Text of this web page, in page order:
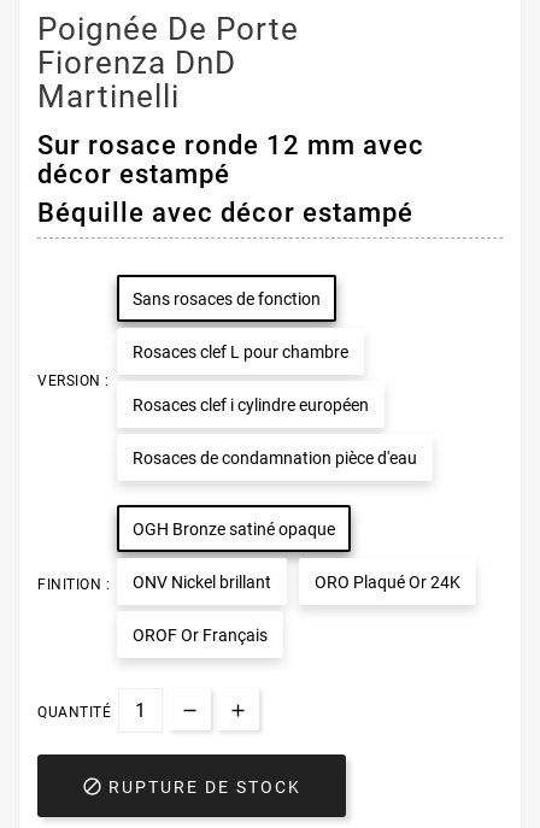
Poignée De Porte
Fiorenza DnD
Martinelli
Sur rosace ronde 12 mm avec
décor estampé
Béquille avec décor estampé
VERSION :
Sans rosaces de fonction
Rosaces clef L pour chambre
Rosaces clef i cylindre européen
Rosaces de condamnation pièce d'eau
FINITION :
OGH Bronze satiné opaque
ONV Nickel brillant ORO Plaqué Or 24K
OROF Or Français
QUANTITÉ
 RUPTURE DE STOCK